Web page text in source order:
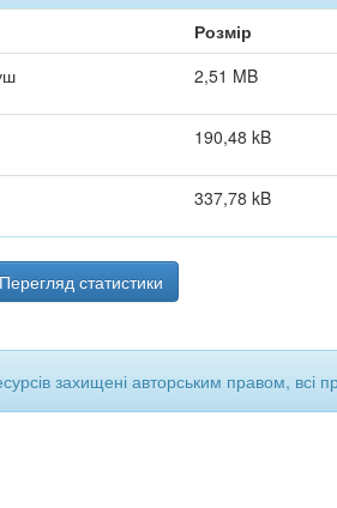
Розмір
2,51 MB
190,48 kB
337,78 kB
Перегляд статистики
захищені авторським правом, всі